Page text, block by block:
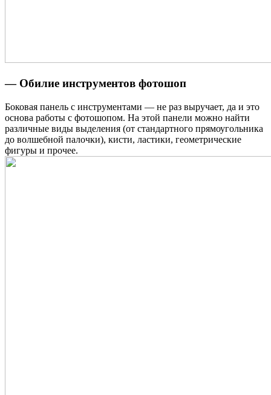
— Обилие инструментов фотошоп
Боковая панель с инструментами — не раз выручает, да и это
основа работы с фотошопом. На этой панели можно найти
различные виды выделения (от стандартного прямоугольника
до волшебной палочки), кисти, ластики, геометрические
фигуры и прочее.